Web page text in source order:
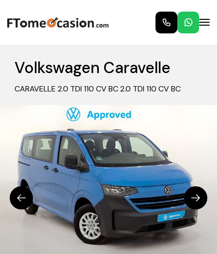
Volkswagen Caravelle
CARAVELLE 2.0 TDI 110 CV BC 2.0 TDI 110 CV BC